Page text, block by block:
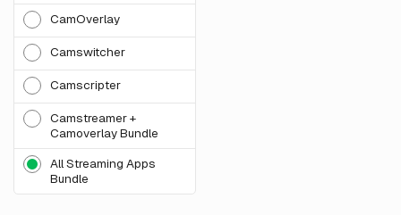
CamOverlay
Camswitcher
Camscripter
Camstreamer +
Camoverlay Bundle
All Streaming Apps
Bundle